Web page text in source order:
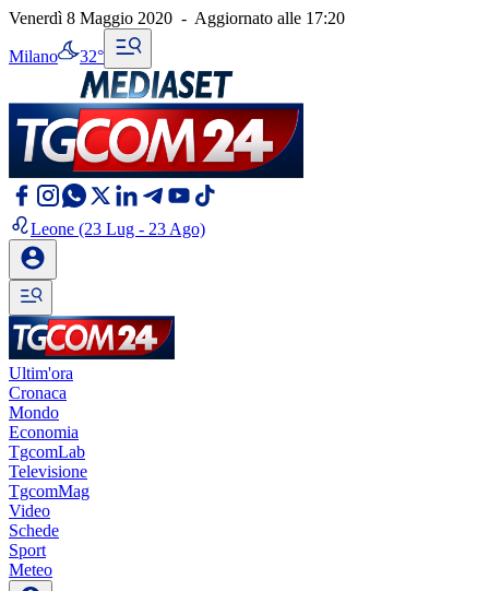
Venerdì 8 Maggio 2020 - Aggiornato alle 17:20
Milano 32°
Leone (23 Lug - 23 Ago)
Ultim'ora
Cronaca
Mondo
Economia
TgcomLab
Televisione
TgcomMag
Video
Schede
Sport
Meteo